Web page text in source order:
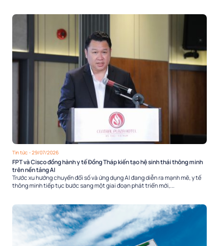
Tin tức - 29/07/2026
FPT và Cisco đồng hành y tế Đồng Tháp kiến tạo hệ sinh thái thông minh
trên nền tảng AI
Trước xu hướng chuyển đổi số và ứng dụng AI đang diễn ra mạnh mẽ, y tế
thông minh tiếp tục bước sang một giai đoạn phát triển mới,...